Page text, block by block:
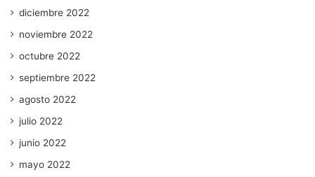
diciembre 2022
noviembre 2022
octubre 2022
septiembre 2022
agosto 2022
julio 2022
junio 2022
mayo 2022